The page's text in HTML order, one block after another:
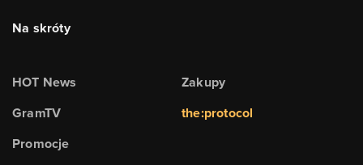
Na skróty
HOT News
GramTV
Promocje
Zakupy
the:protocol